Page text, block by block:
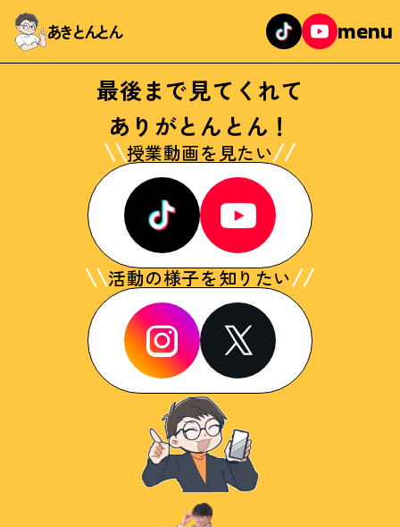
あきとんとん menu
最後まで見てくれて
ありがとんとん！
授業動画を見たい
活動の様子を知りたい